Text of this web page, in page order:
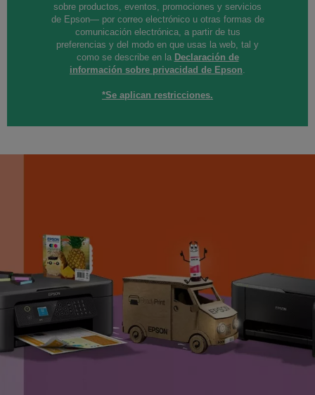
sobre productos, eventos, promociones y servicios
de Epson— por correo electrónico u otras formas de
comunicación electrónica, a partir de tus
preferencias y del modo en que usas la web, tal y
como se describe en la Declaración de
información sobre privacidad de Epson
*Se aplican restricciones.